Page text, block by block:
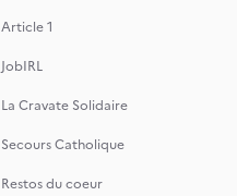
Article 1
JobIRL
La Cravate Solidaire
Secours Catholique
Restos du coeur